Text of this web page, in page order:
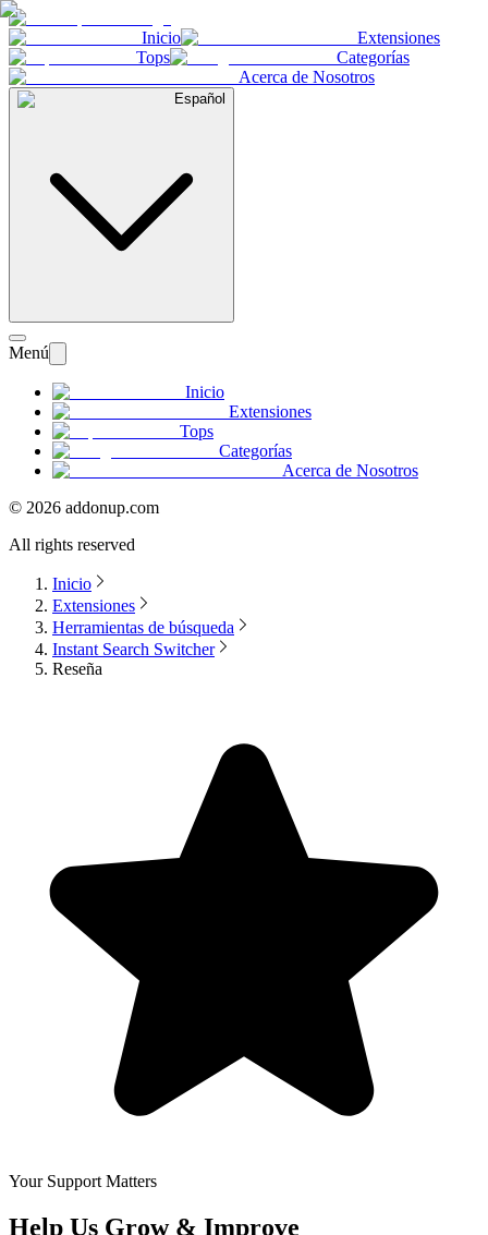
Inicio
Extensiones
Tops
Categorías
Acerca de Nosotros
Español
Menú
Inicio
Extensiones
Tops
Categorías
Acerca de Nosotros
© 2026 addonup.com
All rights reserved
Inicio
Extensiones
Herramientas de búsqueda
Instant Search Switcher
Reseña
Your Support Matters
Help Us Grow & Improve